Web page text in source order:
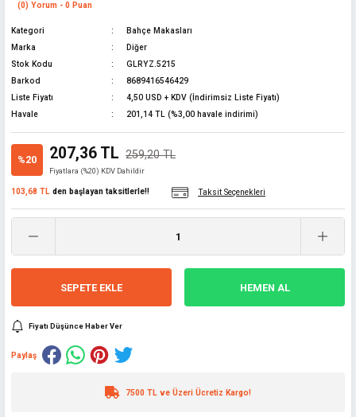
(0) Yorum - 0 Puan
Kategori
Bahçe Makasları
Marka
Diğer
Stok Kodu
GLRYZ.5215
Barkod
8689416546429
Liste Fiyatı
4,50 USD + KDV (İndirimsiz Liste Fiyatı)
Havale
201,14 TL (%3,00 havale indirimi)
%20 207,36 TL 259,20 TL
Fiyatlara (%20) KDV Dahildir
103,68 TL den başlayan taksitlerle!! Taksit Seçenekleri
SEPETE EKLE HEMEN AL
Fiyatı Düşünce Haber Ver
Paylaş
7500 TL ve Üzeri Ücretiz Kargo!